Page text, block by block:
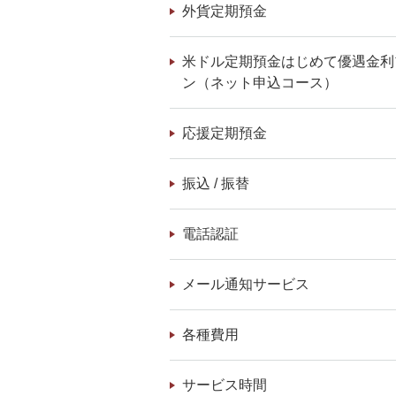
外貨定期預金
米ドル定期預金はじめて優遇金
ン（ネット申込コース）
応援定期預金
振込 / 振替
電話認証
メール通知サービス
各種費用
サービス時間